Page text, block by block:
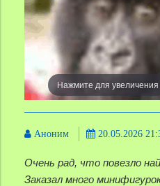
Нажмите для увеличения
Аноним 20.05.2026
Очень рад, что повезло
Заказал много